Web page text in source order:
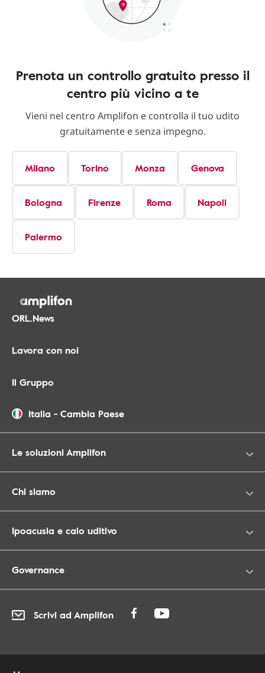
Prenota un controllo gratuito presso il
centro più vicino a te
Vieni nel centro Amplifon e controlla il tuo udito
gratuitamente e senza impegno.
Milano Torino Monza Genova
Bologna Firenze Roma Napoli
Palermo
ORL.News
Lavora con noi
Il Gruppo
Italia - Cambia Paese
Le soluzioni Amplifon
Chi siamo
Ipoacusia e calo uditivo
Governance
Scrivi ad Amplifon